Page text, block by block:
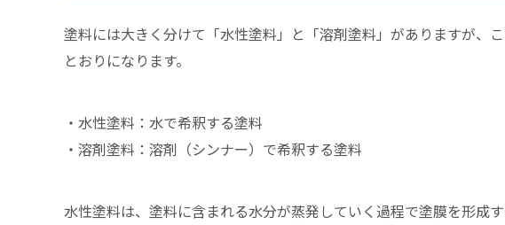
塗料には大きく分けて「水性塗料」と「溶剤塗料」がありますが、
とおりになります。
・水性塗料：水で希釈する塗料
・溶剤塗料：溶剤（シンナー）で希釈する塗料
水性塗料は、塗料に含まれる水分が蒸発していく過程で塗膜を形成